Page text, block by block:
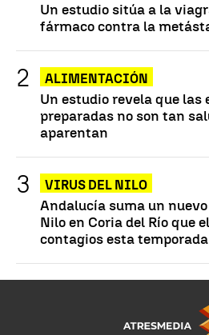
Un estudio sitúa a la
fármaco contra la
ALIMENTACIÓN
Un estudio revela que las
preparadas no son tan
aparentan
VIRUS DEL NILO
Andalucía suma un
Nilo en Coria del Río que
contagios esta temporada